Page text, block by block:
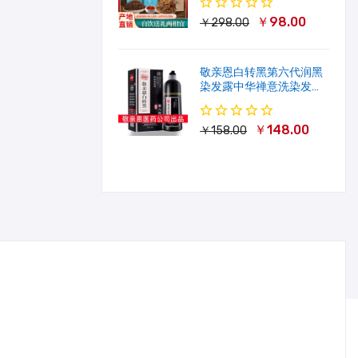
￥298.00 ￥98.00
敬亲恩白转黑第六代润黑
染发露中华禅意洗染发剂
一洗就黑500ml
￥158.00 ￥148.00